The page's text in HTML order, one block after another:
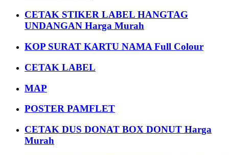
CETAK STIKER LABEL HANGTAG
UNDANGAN Harga Murah
KOP SURAT KARTU NAMA Full Colour
CETAK LABEL
MAP
POSTER PAMFLET
CETAK DUS DONAT BOX DONUT Harga
Murah